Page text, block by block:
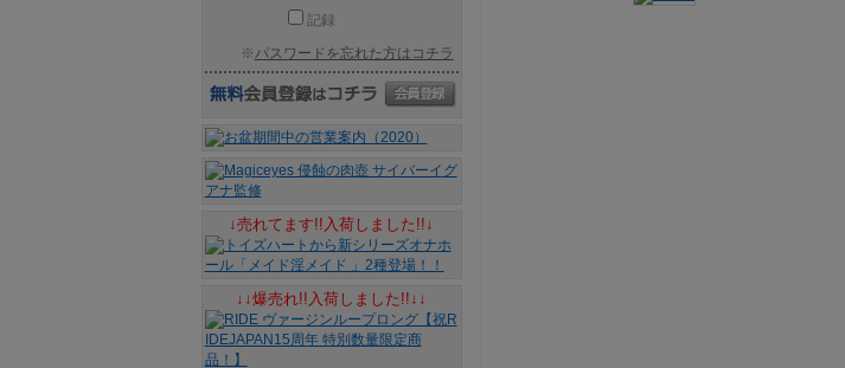
記録
※パスワードを忘れた方はコチラ
↓売れてます!!入荷しました!!↓
↓↓爆売れ!!入荷しました!!↓↓